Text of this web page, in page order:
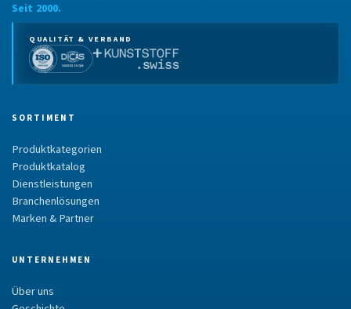
Seit 2000.
QUALITÄT & VERBAND
SORTIMENT
Produktkategorien
Produktkatalog
Dienstleistungen
Branchenlösungen
Marken & Partner
UNTERNEHMEN
Über uns